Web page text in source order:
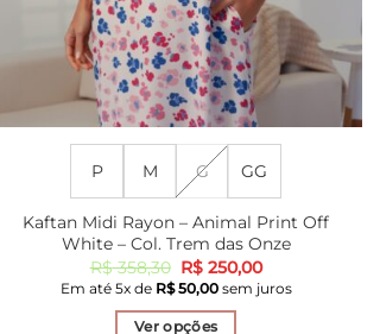
P M G GG
Kaftan Midi Rayon – Animal Print Off
White – Col. Trem das Onze
R$358,30 O
preço
original
era:
R$250,00O
preço
atual
Em até 5x de R$50,00sem juros
Ver opções